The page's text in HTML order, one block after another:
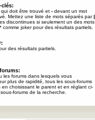
clés:
doit être trouvé et - devant un mot
Mettez une liste de mots séparés par|
discontinues si seulement un des mots
comme joker pour des résultats partiels.
des résultats partiels.
les forums dans lesquels vous
plus de rapidité, tous les sous-forums
choisissant le parent et en réglant ci-
forums de la recherche.